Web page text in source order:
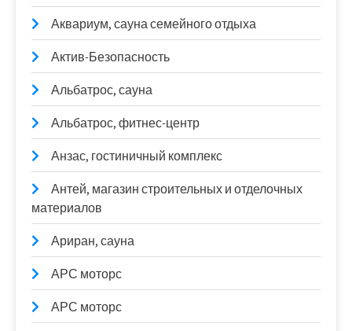
Аквариум, сауна семейного отдыха
Актив-Безопасность
Альбатрос, сауна
Альбатрос, фитнес-центр
Анзас, гостиничный комплекс
Антей, магазин строительных и отделочных
материалов
Ариран, сауна
АРС моторс
АРС моторс